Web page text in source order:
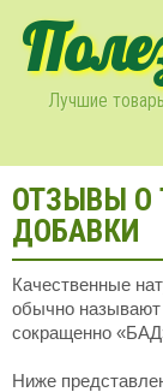
Лучшие
ОТЗЫВЫ О
ДОБАВКИ
Качественные
обычно называют
сокращенно
Ниже